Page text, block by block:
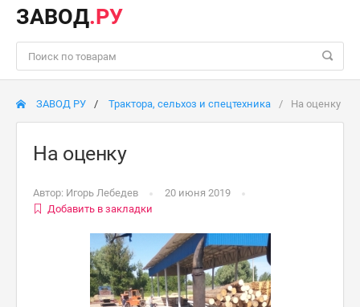
ЗАВОД.РУ
ЗАВОД РУ Трактора, сельхоз и спецтехника На оценку
На оценку
Автор: Игорь Лебедев
20 июня 2019
Добавить в закладки